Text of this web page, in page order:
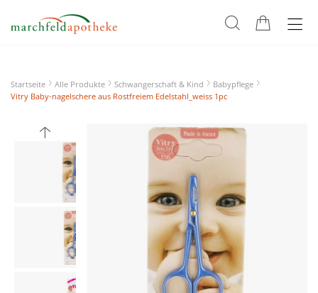
Startseite Alle Produkte Schwangerschaft & Kind
Babypflege
Vitry Baby-nagelschere aus Rostfreiem Edelstahl_weiss 1pc